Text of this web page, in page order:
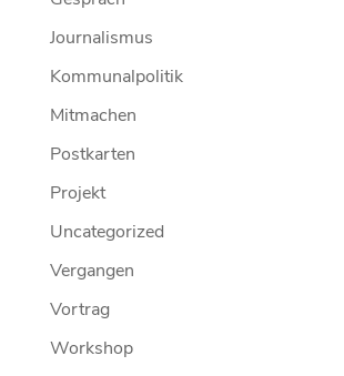
Journalismus
Kommunalpolitik
Mitmachen
Postkarten
Projekt
Uncategorized
Vergangen
Vortrag
Workshop